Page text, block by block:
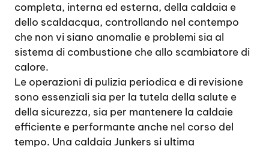
completa, interna ed esterna, della caldaia e
dello scaldacqua, controllando nel contempo
che non vi siano anomalie e problemi sia al
sistema di combustione che allo scambiatore di
calore.
Le operazioni di pulizia periodica e di revisione
sono essenziali sia per la tutela della salute e
della sicurezza, sia per mantenere la caldaie
efficiente e performante anche nel corso del
tempo. Una caldaia Junkers si ultima